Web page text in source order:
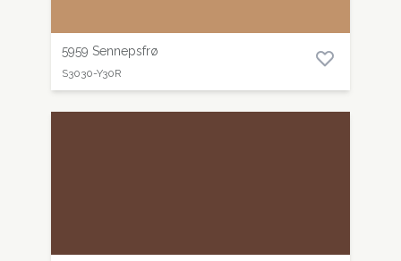
5959 Sennepsfrø
S3030-Y30R